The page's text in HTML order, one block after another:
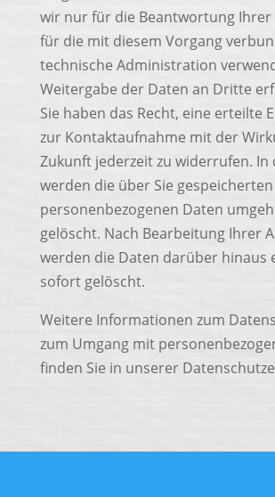
wir nur für die Beantwortung Ihrer
für die mit diesem Vorgang
technische Administration
Weitergabe der Daten an Dritte
Sie haben das Recht, eine erteilte
zur Kontaktaufnahme mit der
Zukunft jederzeit zu widerrufen. In
werden die über Sie gespeicherten
personenbezogenen Daten
gelöscht. Nach Bearbeitung Ihrer
werden die Daten darüber hinaus
sofort gelöscht.
Weitere Informationen zum
zum Umgang mit
finden Sie in unserer